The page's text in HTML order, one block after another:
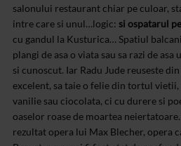
salonului restaurant chiar pe culoar,
intrecare si unul…logic: si ospatarul
cu gandul la Kusturica… Spatiul
plangi de asa o viata sau sa razi de asa
si cunoscut. Iar Radu Jude reuseste din
excelent, sa taie o felie din tortul
vanilie sau ciocolata, ci cu durere si
oaselor roase de moartea
rezultatopera lui Max Blecher, opera